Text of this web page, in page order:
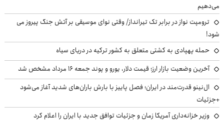
می‌دهیم
ترومپت نواز در برابر تک تیرانداز/ وقتی نوای موسیقی بر آتش جنگ پیروز می
شود!
حمله پهپادی به کشتی متعلق به کشور ترکیه در دریای سیاه
آخرین وضعیت بازار ارز؛ قیمت دلار، یورو و پوند جمعه ۱۶ مرداد مشخص شد
ال‌نینو قدرت‌مند در ایران؛ فصل پاییز با بارش باران‌های شدید آغاز می‌شود
+جزئیات
وزیر خزانه‌داری آمریکا زمان و جزئیات توافق جدید با ایران را اعلام کرد